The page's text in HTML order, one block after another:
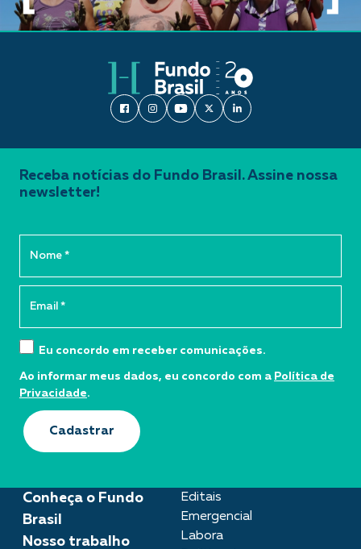
Conheça o Fundo
Brasil
Nosso trabalho
Editais
Emergencial
Labora
Receba notícias do Fundo Brasil. Assine nossa
newsletter!
Eu concordo em receber comunicações.
Ao informar meus dados, eu concordo com a Política de
Privacidade.
Cadastrar